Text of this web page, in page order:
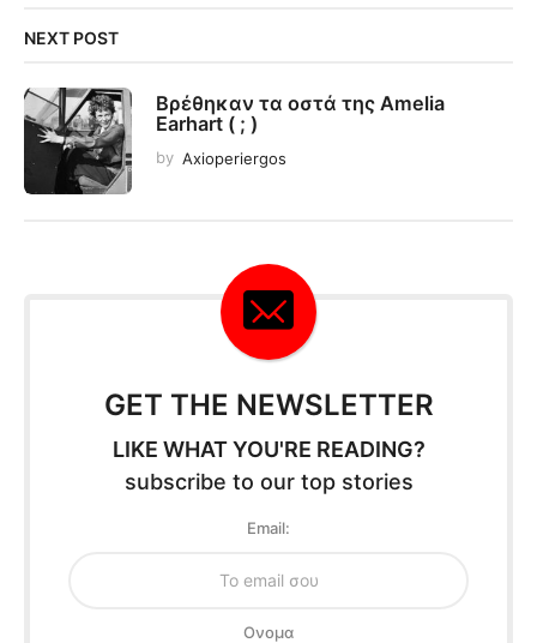
NEXT POST
Βρέθηκαν τα οστά της Amelia
Earhart ( ; )
by Axioperiergos
GET THE NEWSLETTER
LIKE WHAT YOU'RE READING?
subscribe to our top stories
Email:
Oνομα